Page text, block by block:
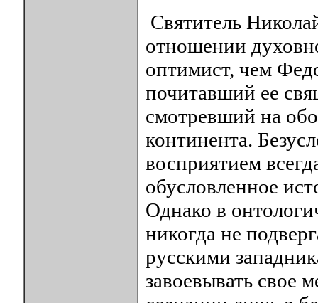
Святитель
отношении
оптимист, чем
почитавший ее
смотревший на
континента.
восприятием
обусловленное
Однако в
никогда не
русскими
завоевывать свое